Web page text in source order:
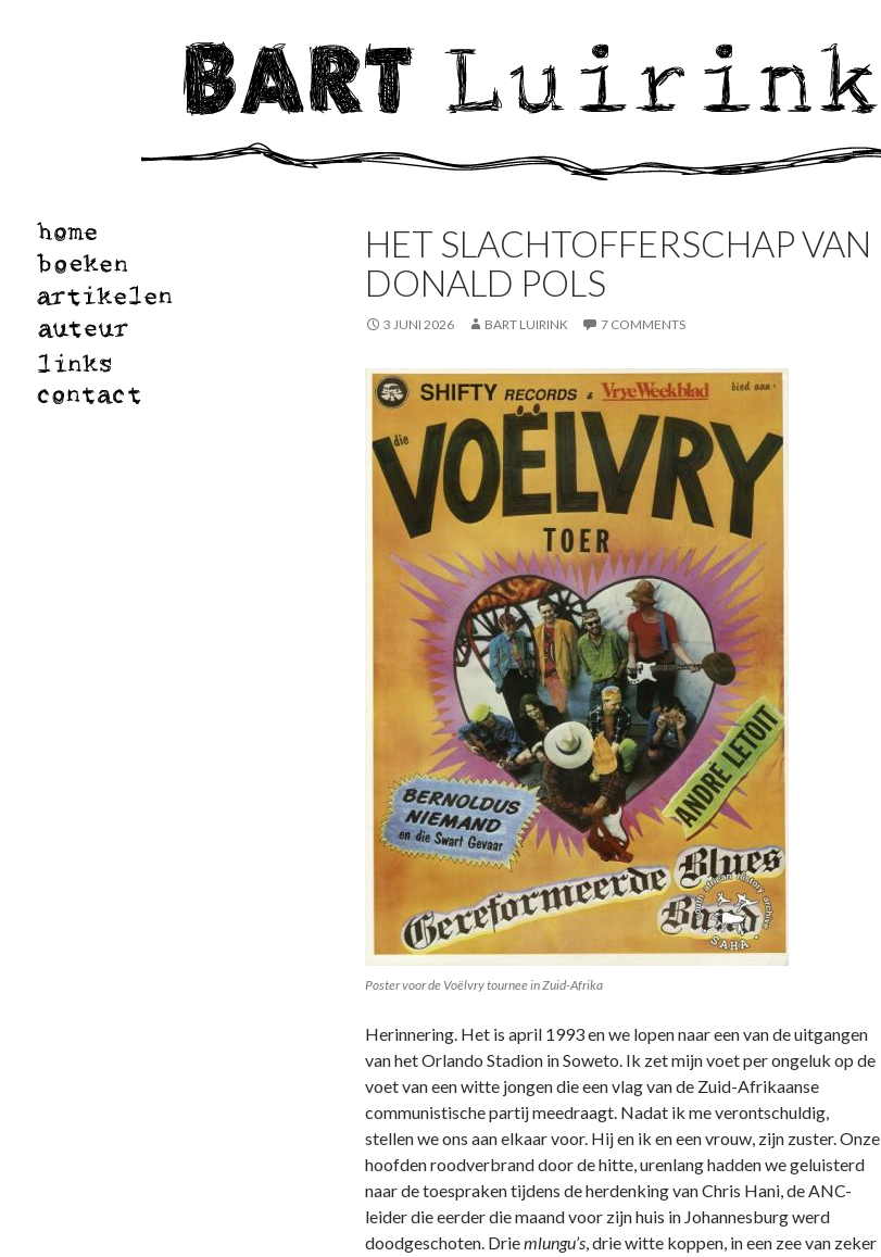
HET SLACHTOFFERSCHAP VAN
DONALD POLS
3 JUNI 2026 BART LUIRINK 7 COMMENTS
Poster voor de Voëlvry tournee in Zuid-Afrika
Herinnering. Het is april 1993 en we lopen naar een van de uitgangen
van het Orlando Stadion in Soweto. Ik zet mijn voet per ongeluk op de
voet van een witte jongen die een vlag van de Zuid-Afrikaanse
communistische partij meedraagt. Nadat ik me verontschuldig,
stellen we ons aan elkaar voor. Hij en ik en een vrouw, zijn zuster. Onze
hoofden roodverbrand door de hitte, urenlang hadden we geluisterd
naar de toespraken tijdens de herdenking van Chris Hani, de ANC-
leider die eerder die maand voor zijn huis in Johannesburg werd
doodgeschoten. Driemlungu’s, drie witte koppen, in een zee van zeker